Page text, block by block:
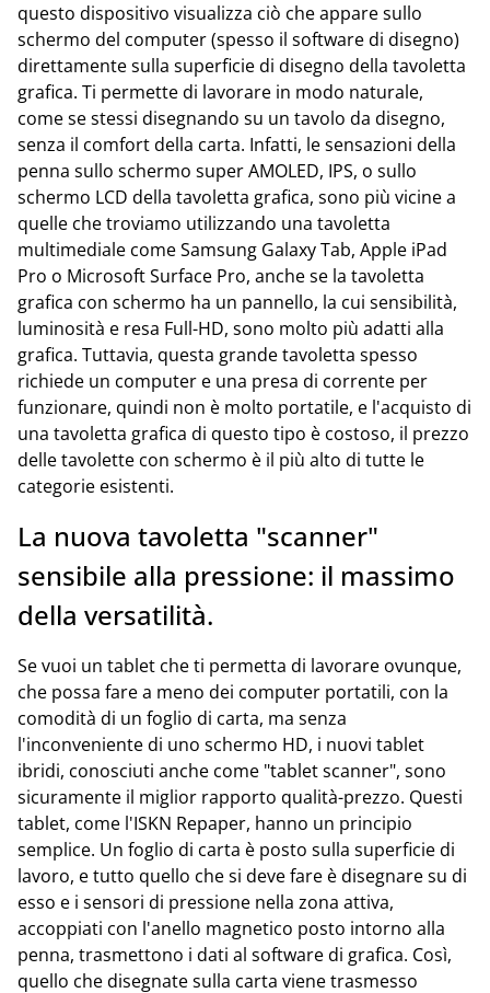
questo dispositivo visualizza ciò che appare sullo
schermo del computer (spesso il software di disegno)
direttamente sulla superficie di disegno della tavoletta
grafica. Ti permette di lavorare in modo naturale,
come se stessi disegnando su un tavolo da disegno,
senza il comfort della carta. Infatti, le sensazioni della
penna sullo schermo super AMOLED, IPS, o sullo
schermo LCD della tavoletta grafica, sono più vicine a
quelle che troviamo utilizzando una tavoletta
multimediale come Samsung Galaxy Tab, Apple iPad
Pro o Microsoft Surface Pro, anche se la tavoletta
grafica con schermo ha un pannello, la cui sensibilità,
luminosità e resa Full-HD, sono molto più adatti alla
grafica. Tuttavia, questa grande tavoletta spesso
richiede un computer e una presa di corrente per
funzionare, quindi non è molto portatile, e l'acquisto di
una tavoletta grafica di questo tipo è costoso, il prezzo
delle tavolette con schermo è il più alto di tutte le
categorie esistenti.
La nuova tavoletta "scanner"
sensibile alla pressione: il massimo
della versatilità.
Se vuoi un tablet che ti permetta di lavorare ovunque,
che possa fare a meno dei computer portatili, con la
comodità di un foglio di carta, ma senza
l'inconveniente di uno schermo HD, i nuovi tablet
ibridi, conosciuti anche come "tablet scanner", sono
sicuramente il miglior rapporto qualità-prezzo. Questi
tablet, come l'ISKN Repaper, hanno un principio
semplice. Un foglio di carta è posto sulla superficie di
lavoro, e tutto quello che si deve fare è disegnare su di
esso e i sensori di pressione nella zona attiva,
accoppiati con l'anello magnetico posto intorno alla
penna, trasmettono i dati al software di grafica. Così,
quello che disegnate sulla carta viene trasmesso